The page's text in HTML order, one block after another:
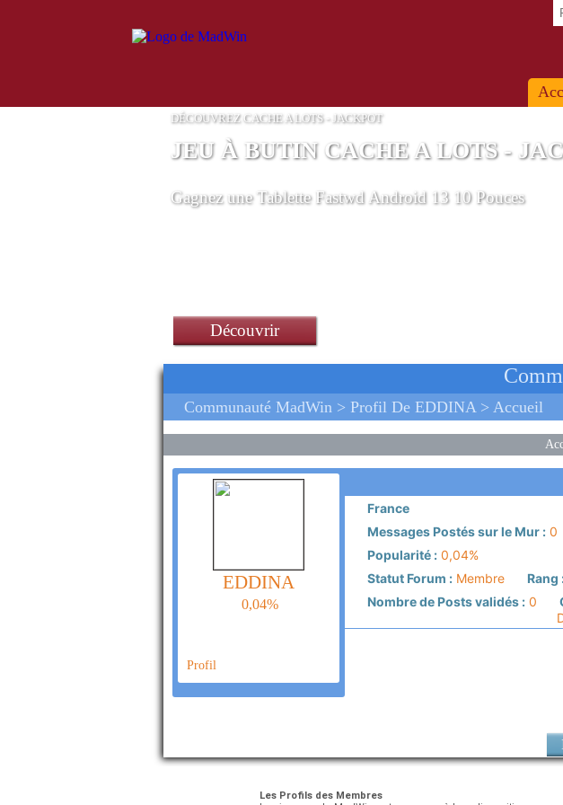
DÉCOUVREZ CACHE A LOTS - JACKPOT
JEU À BUTIN CACHE A LOTS -
Gagnez une Tablette Fastwd Android 13 10 Pouces
Découvrir
Communauté MadWin > Profil De EDDINA > Accueil
EDDINA
0,04%
Profil
France
Messages Postés sur le Mur :0
Popularité :0,04%
Statut Forum :Membre Rang
Nombre de Posts validés :0
Les Profils des Membres